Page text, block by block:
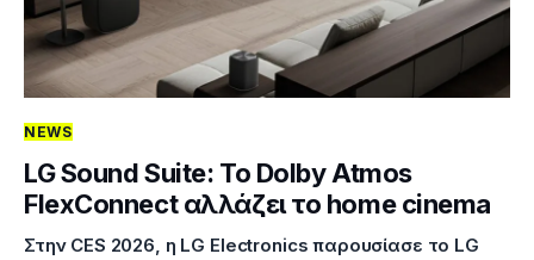
How To
Blog
NEWS
LG Sound Suite: Το Dolby Atmos
FlexConnect αλλάζει το home cinema
Στην CES 2026, η LG Electronics παρουσίασε το LG